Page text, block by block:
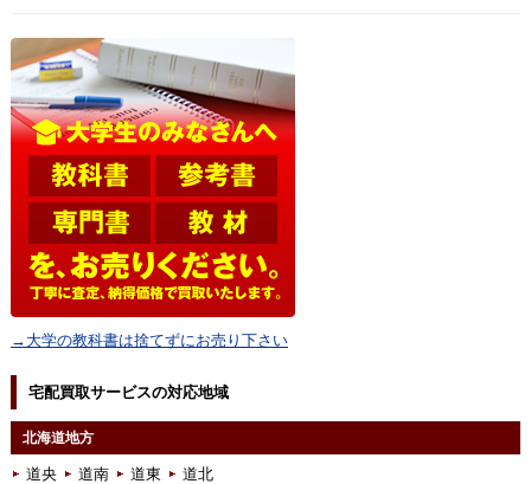
→大学の教科書は捨てずにお売り下さい
宅配買取サービスの対応地域
北海道地方
道央 道南 道東 道北